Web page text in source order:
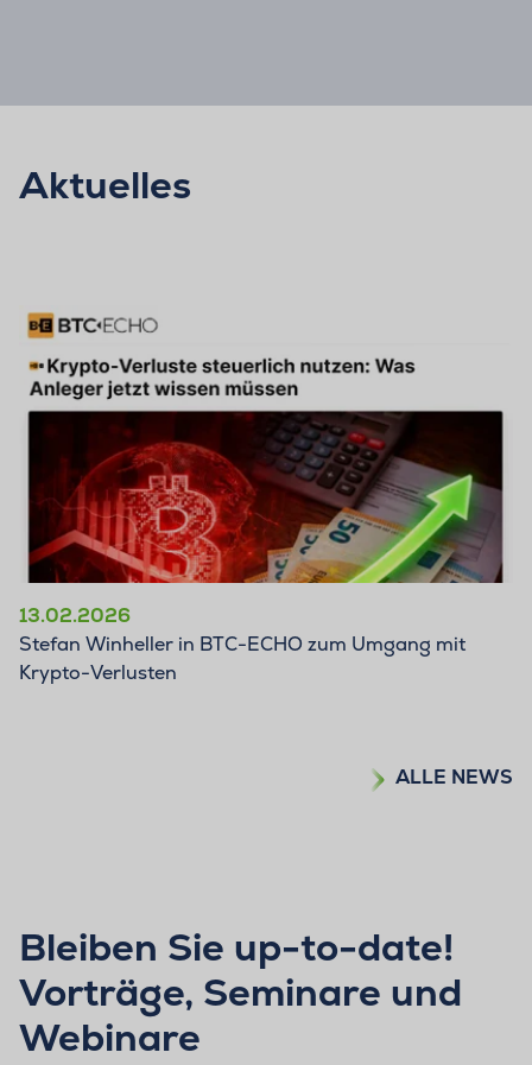
Aktuelles
13.02.2026
Stefan Winheller in BTC-ECHO zum Umgang mit
Krypto-Verlusten
ALLE NEWS
Bleiben Sie up-to-date!
Vorträge, Seminare und
Webinare